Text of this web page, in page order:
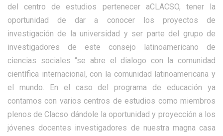
del centro de estudios pertenecer aCLACSO, tener la
oportunidad de dar a conocer los proyectos de
investigación de la universidad y ser parte del grupo de
investigadores de este consejo latinoamericano de
ciencias sociales “se abre el dialogo con la comunidad
científica internacional, con la comunidad latinoamericana y
el mundo. En el caso del programa de educación ya
contamos con varios centros de estudios como miembros
plenos de Clacso dándole la oportunidad y proyección a los
jóvenes docentes investigadores de nuestra magna casa